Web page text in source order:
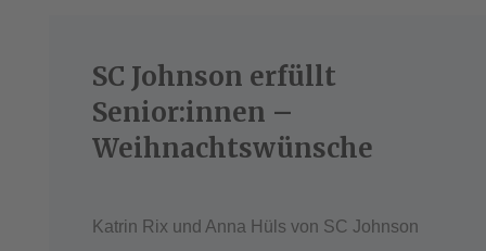
SC Johnson erfüllt
Senior:innen –
Weihnachtswünsche
Katrin Rix und Anna Hüls von SC Johnson